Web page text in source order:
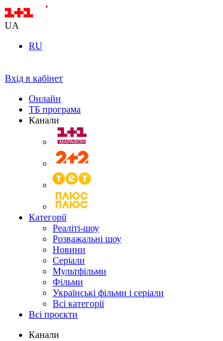
UA
RU
Вхід в кабінет
Онлайн
ТБ програма
Канали
Категорії
Реаліті-шоу
Розважальні шоу
Новини
Серіали
Мультфільми
Фільми
Українські фільми і серіали
Всі категорії
Всі проєкти
Канали